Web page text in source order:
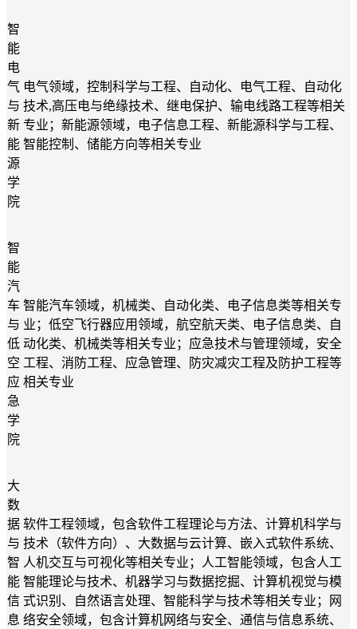
智
能
电
气
与
新
能
源
学
院
电气领域，控制科学与工程、自动化、电气工程、自动化
技术,高压电与绝缘技术、继电保护、输电线路工程等相关
专业；新能源领域，电子信息工程、新能源科学与工程、
智能控制、储能方向等相关专业
智
能
汽
车
与
低
空
应
急
学
院
智能汽车领域，机械类、自动化类、电子信息类等相关专
业；低空飞行器应用领域，航空航天类、电子信息类、自
动化类、机械类等相关专业；应急技术与管理领域，安全
工程、消防工程、应急管理、防灾减灾工程及防护工程等
相关专业
大
数
据
与
智
能
信
息
软件工程领域， 包含软件工程理论与方法、 计算机科学与
技术（软件方向） 、 大数据与云计算、 嵌入式软件系统、
人机交互与可视化等相关专业 ；人工智能领域， 包含人工
智能理论与技术、 机器学习与数据挖掘、 计算机视觉与模
式识别 、 自然语言处理、 智能科学与技术等相关专业 ；
网
络安全领域， 包含计算机网络与安全、 通信与信息系统、